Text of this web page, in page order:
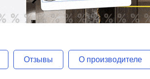
Отзывы О производителе